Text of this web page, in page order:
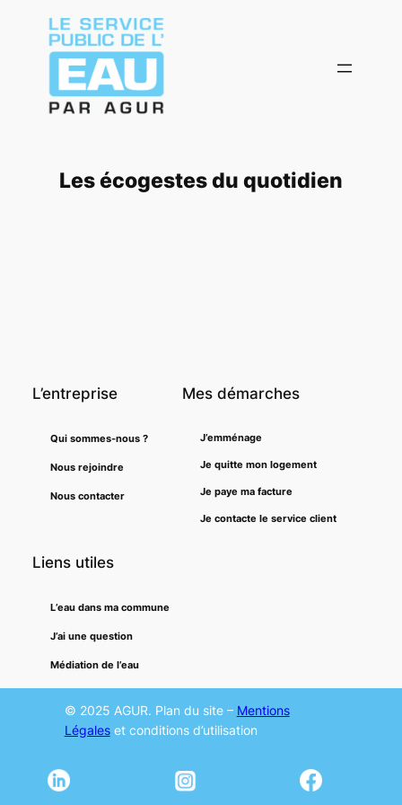
contenu
Les écogestes du quotidien
L’entreprise
Qui sommes-nous ?
Nous rejoindre
Nous contacter
Mes démarches
J’emménage
Je quitte mon logement
Je paye ma facture
Je contacte le service client
Liens utiles
L’eau dans ma commune
J’ai une question
Médiation de l’eau
© 2025 AGUR. Plan du site – Mentions
Légaleset conditions d’utilisation